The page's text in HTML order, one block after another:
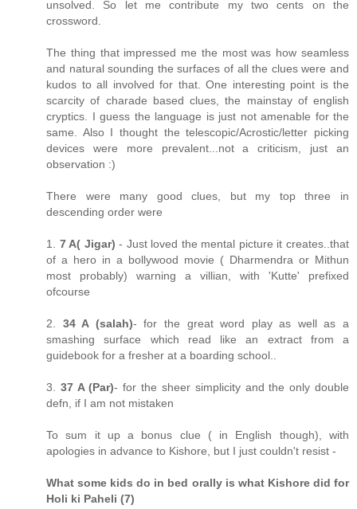
unsolved. So let me contribute my two cents on the
crossword.
The thing that impressed me the most was how seamless
and natural sounding the surfaces of all the clues were and
kudos to all involved for that. One interesting point is the
scarcity of charade based clues, the mainstay of english
cryptics. I guess the language is just not amenable for the
same. Also I thought the telescopic/Acrostic/letter picking
devices were more prevalent...not a criticism, just an
observation :)
There were many good clues, but my top three in
descending order were
1. 7 A( Jigar) - Just loved the mental picture it creates..that
of a hero in a bollywood movie ( Dharmendra or Mithun
most probably) warning a villian, with 'Kutte' prefixed
ofcourse
2. 34 A (salah)- for the great word play as well as a
smashing surface which read like an extract from a
guidebook for a fresher at a boarding school..
3. 37 A (Par)- for the sheer simplicity and the only double
defn, if I am not mistaken
To sum it up a bonus clue ( in English though), with
apologies in advance to Kishore, but I just couldn't resist -
What some kids do in bed orally is what Kishore did for
Holi ki Paheli (7)